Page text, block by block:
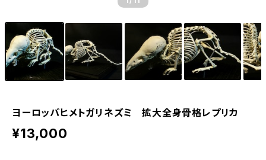
ヨーロッパヒメトガリネズミ 拡大全身骨格レプリカ
¥13,000